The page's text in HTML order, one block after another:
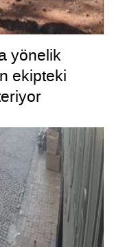
yönelik
ekipteki